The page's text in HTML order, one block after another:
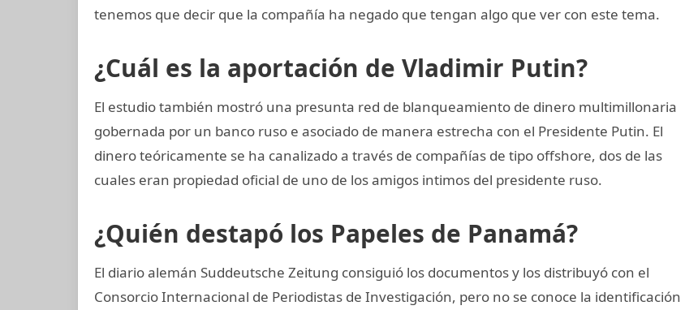
tenemos que decir que la compañía ha negado que tengan algo que ver con este tema.
¿Cuál es la aportación de Vladimir Putin?
El estudio también mostró una presunta red de blanqueamiento de dinero multimillonaria
gobernada por un banco ruso e asociado de manera estrecha con el Presidente Putin. El
dinero teóricamente se ha canalizado a través de compañías de tipo offshore, dos de las
cuales eran propiedad oficial de uno de los amigos intimos del presidente ruso.
¿Quién destapó los Papeles de Panamá?
El diario alemán Suddeutsche Zeitung consiguió los documentos y los distribuyó con el
Consorcio Internacional de Periodistas de Investigación, pero no se conoce la identificación